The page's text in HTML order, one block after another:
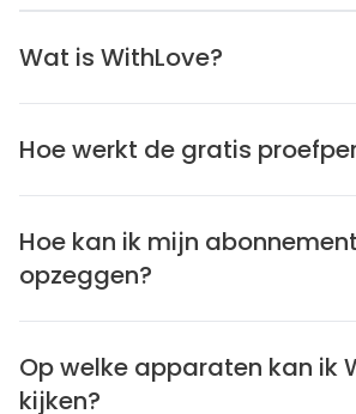
Wat is WithLove?
Hoe werkt de gratis
Hoe kan ik mijn abonnement
opzeggen?
Op welke apparaten kan ik
kijken?